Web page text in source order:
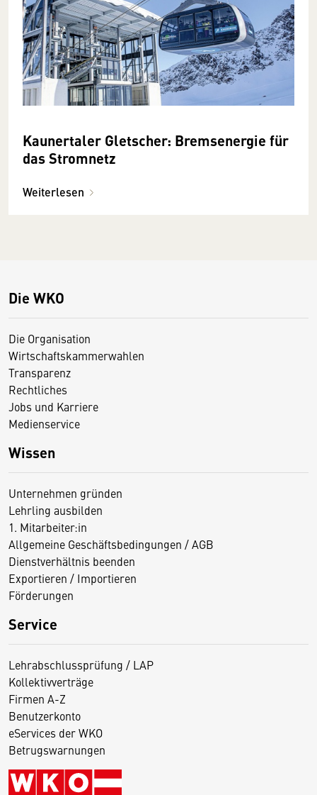
Kaunertaler Gletscher: Bremsenergie für
das Stromnetz
Weiterlesen
Die WKO
Die Organisation
Wirtschaftskammerwahlen
Transparenz
Rechtliches
Jobs und Karriere
Medienservice
Wissen
Unternehmen gründen
Lehrling ausbilden
1. Mitarbeiter:in
Allgemeine Geschäftsbedingungen / AGB
Dienstverhältnis beenden
Exportieren / Importieren
Förderungen
Service
Lehrabschlussprüfung / LAP
Kollektivverträge
Firmen A-Z
Benutzerkonto
eServices der WKO
Betrugswarnungen